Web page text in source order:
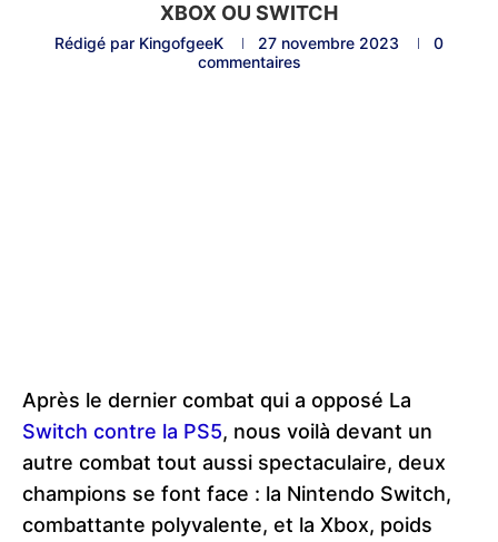
XBOX OU SWITCH
Rédigé par KingofgeeK 27 novembre 2023
0
commentaires
Après le dernier combat qui a opposé La
Switch contre la PS5, nous voilà devant un
autre combat tout aussi spectaculaire, deux
champions se font face : la Nintendo Switch,
combattante polyvalente, et la Xbox, poids